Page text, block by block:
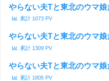
やらない夫Tと東北のウマ
累計 1073 PV
やらない夫Tと東北のウマ
累計 1309 PV
やらない夫Tと東北のウマ
累計 1805 PV